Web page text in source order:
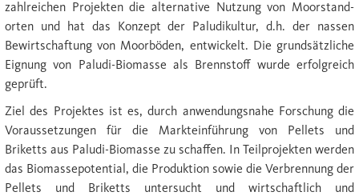
zahlreichen Projekten die alternative Nutzung von Moor­stand­
orten und hat das Konzept der Paludikultur, d.h. der nassen
Bewirtschaftung von Moorböden, entwickelt. Die grundsätzliche
Eignung von Paludi-Biomasse als Brennstoff wurde erfolgreich
geprüft.
Ziel des Projektes ist es, durch anwendungsnahe Forschung die
Voraussetzungen für die Markteinführung von Pellets und
Briketts aus Paludi-Biomasse zu schaffen. In Teilprojekten werden
das Biomassepotential, die Produktion sowie die Ver­brennung der
Pellets und Briketts untersucht und wirtschaftlich und